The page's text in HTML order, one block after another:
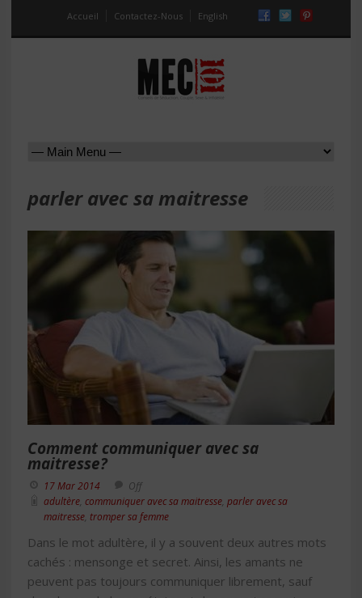
Accueil Contactez-Nous English
parler avec sa maitresse
Comment communiquer avec sa
maitresse?
17 Mar 2014
Off
adultère communiquer avec sa maitresse parler avec sa
maitresse tromper sa femme
Dans le mot adultère, il y a souvent deux autres mots
cachés : mensonge et secret. Ainsi, les amants ne
peuvent pas toujours communiquer librement, sauf